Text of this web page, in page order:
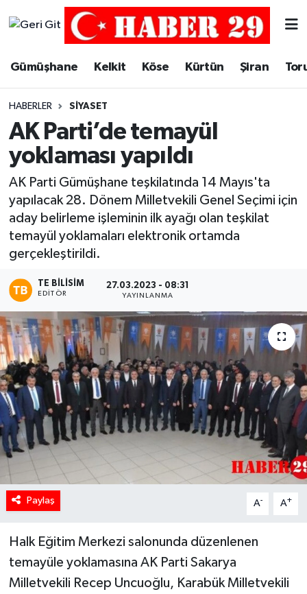
Gümüşhane Kelkit Köse Kürtün Şiran
HABERLER SIYASET
AK Parti’de temayül
yoklaması yapıldı
AK Parti Gümüşhane teşkilatında 14 Mayıs'ta
yapılacak 28. Dönem Milletvekili Genel Seçimi için
aday belirleme işleminin ilk ayağı olan teşkilat
temayül yoklamaları elektronik ortamda
gerçekleştirildi.
TE BILISIM
EDITÖR
27.03.2023 - 08:31
YAYINLANMA
Paylaş A- A+
Halk Eğitim Merkezi salonunda düzenlenen
temayüle yoklamasına AK Parti Sakarya
Milletvekili Recep Uncuoğlu, Karabük Milletvekili
Merkez Trafik Yoğunluk Haritası
Süper Lig Puan Durumu ve Fikstür
Tüm Manşetler
Son Dakika Haberleri
Haber Arşivi